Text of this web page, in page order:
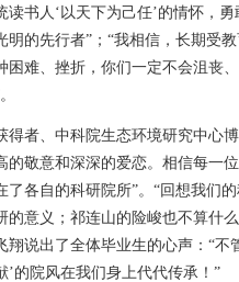
读书人‘以天下为己任’的情怀，
明的先行者”；“我相信，长期受
困难、挫折，你们一定不会沮丧
、中科院生态环境研究中心博
的敬意和深深的爱恋。相信每一
了各自的科研院所”。“回想我们
的意义；祁连山的险峻也不算什
翔说出了全体毕业生的心声：“不
’的院风在我们身上代代传承！”